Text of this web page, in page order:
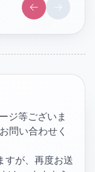
ジ等ございま
問い合わせく
すが、再度お送